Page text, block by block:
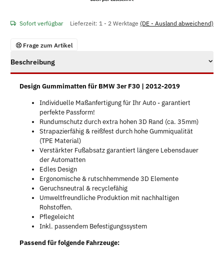
Sofort verfügbar Lieferzeit: 1 - 2 Werktage (DE - Ausland abweichend)
Frage zum Artikel
Beschreibung
Design Gummimatten für BMW 3er F30 | 2012-2019
Individuelle Maßanfertigung für Ihr Auto - garantiert
perfekte Passform!
Rundumschutz durch extra hohen 3D Rand (ca. 35mm)
Strapazierfähig & reißfest durch hohe Gummiqualität
(TPE Material)
Verstärkter Fußabsatz garantiert längere Lebensdauer
der Automatten
Edles Design
Ergonomische & rutschhemmende 3D Elemente
Geruchsneutral & recyclefähig
Umweltfreundliche Produktion mit nachhaltigen
Rohstoffen.
Pflegeleicht
Inkl. passendem Befestigungssystem
Passend für folgende Fahrzeuge: